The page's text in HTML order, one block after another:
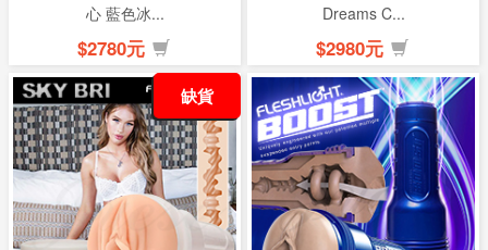
心 藍色冰...
$2780元
Dreams C...
$2980元
缺貨